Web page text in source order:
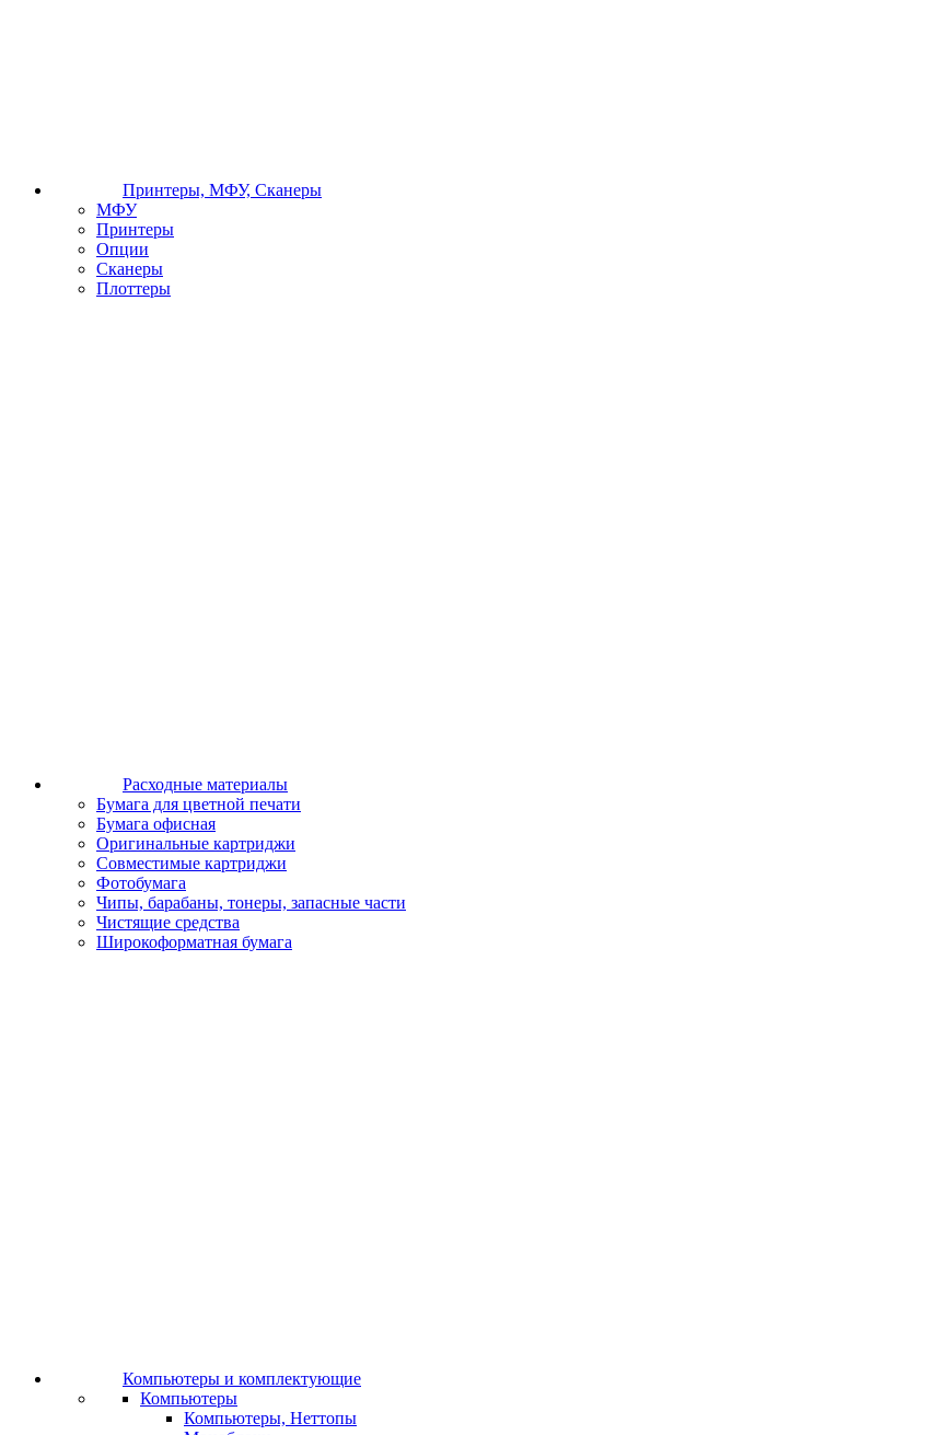
Принтеры, МФУ, Сканеры
МФУ
Принтеры
Опции
Сканеры
Плоттеры
Расходные материалы
Бумага для цветной печати
Бумага офисная
Оригинальные картриджи
Совместимые картриджи
Фотобумага
Чипы, барабаны, тонеры, запасные части
Чистящие средства
Широкоформатная бумага
Компьютеры и комплектующие
Компьютеры
Компьютеры, Неттопы